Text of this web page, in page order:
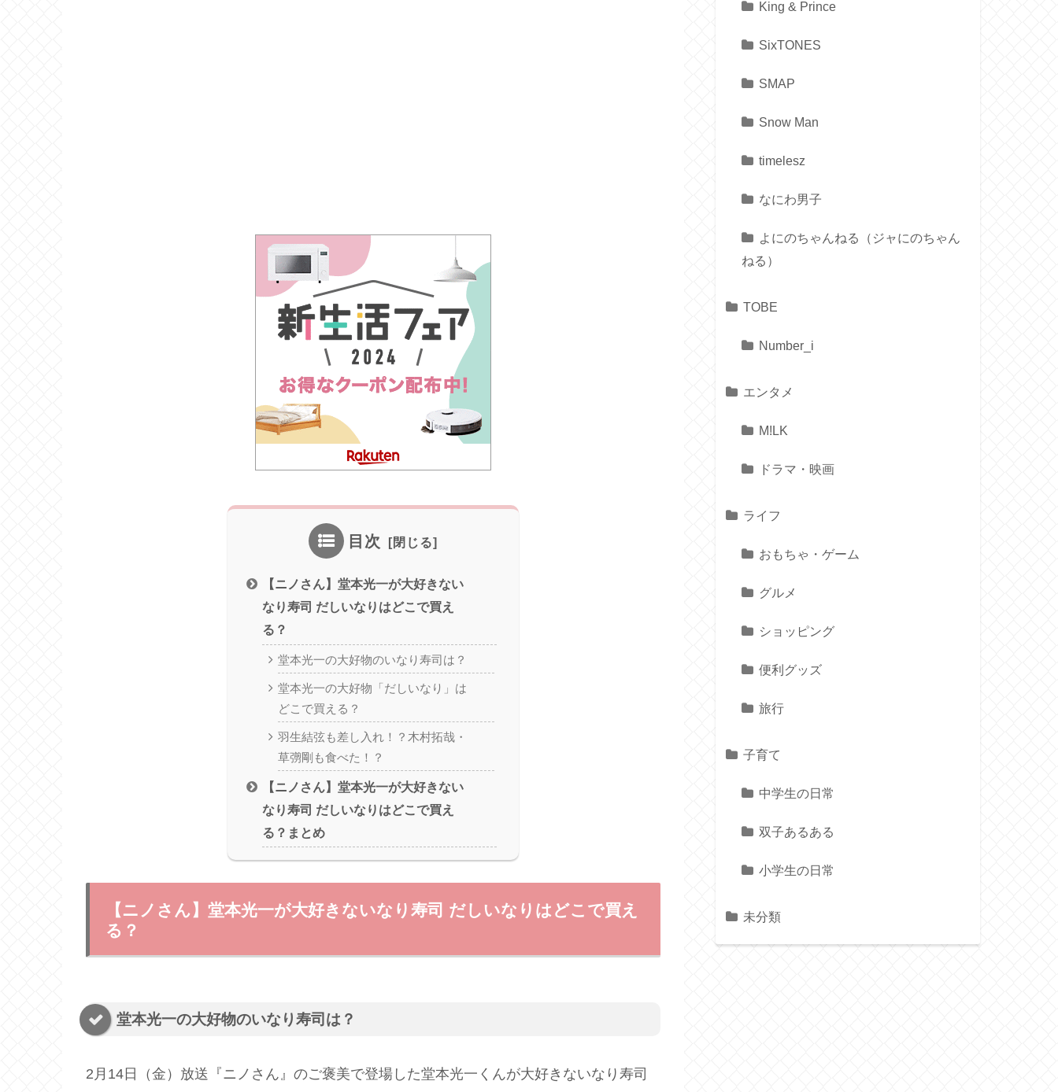
目次
【ニノさん】堂本光一が大好きない
なり寿司 だしいなりはどこで買え
る？
堂本光一の大好物のいなり寿司は？
堂本光一の大好物「だしいなり」は
どこで買える？
羽生結弦も差し入れ！？木村拓哉・
草彅剛も食べた！？
【ニノさん】堂本光一が大好きない
なり寿司 だしいなりはどこで買え
る？まとめ
【ニノさん】堂本光一が大好きないなり寿司 だしいなりはどこで買え
る？
堂本光一の大好物のいなり寿司は？
2月14日（金）放送『ニノさん』のご褒美で登場した堂本光一くんが大好きないなり寿司
King & Prince
SixTONES
SMAP
Snow Man
timelesz
なにわ男子
よにのちゃんねる（ジャにのちゃん
ねる）
TOBE
Number_i
エンタメ
M!LK
ドラマ・映画
ライフ
おもちゃ・ゲーム
グルメ
ショッピング
便利グッズ
旅行
子育て
中学生の日常
双子あるある
小学生の日常
未分類